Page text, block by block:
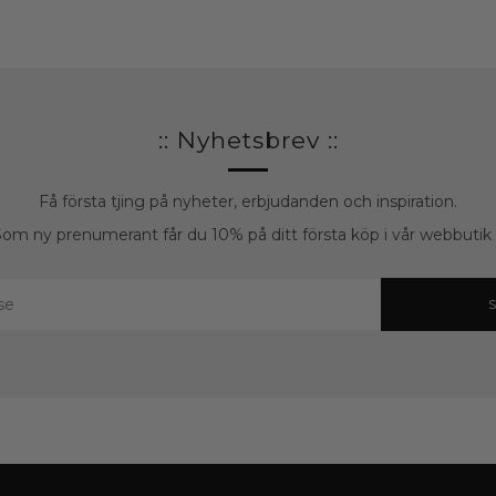
:: Nyhetsbrev ::
Få första tjing på nyheter, erbjudanden och inspiration.
ny prenumerant får du 10% på ditt första köp i vår webbutik